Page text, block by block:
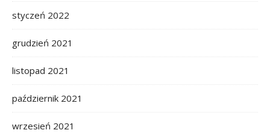
styczeń 2022
grudzień 2021
listopad 2021
październik 2021
wrzesień 2021